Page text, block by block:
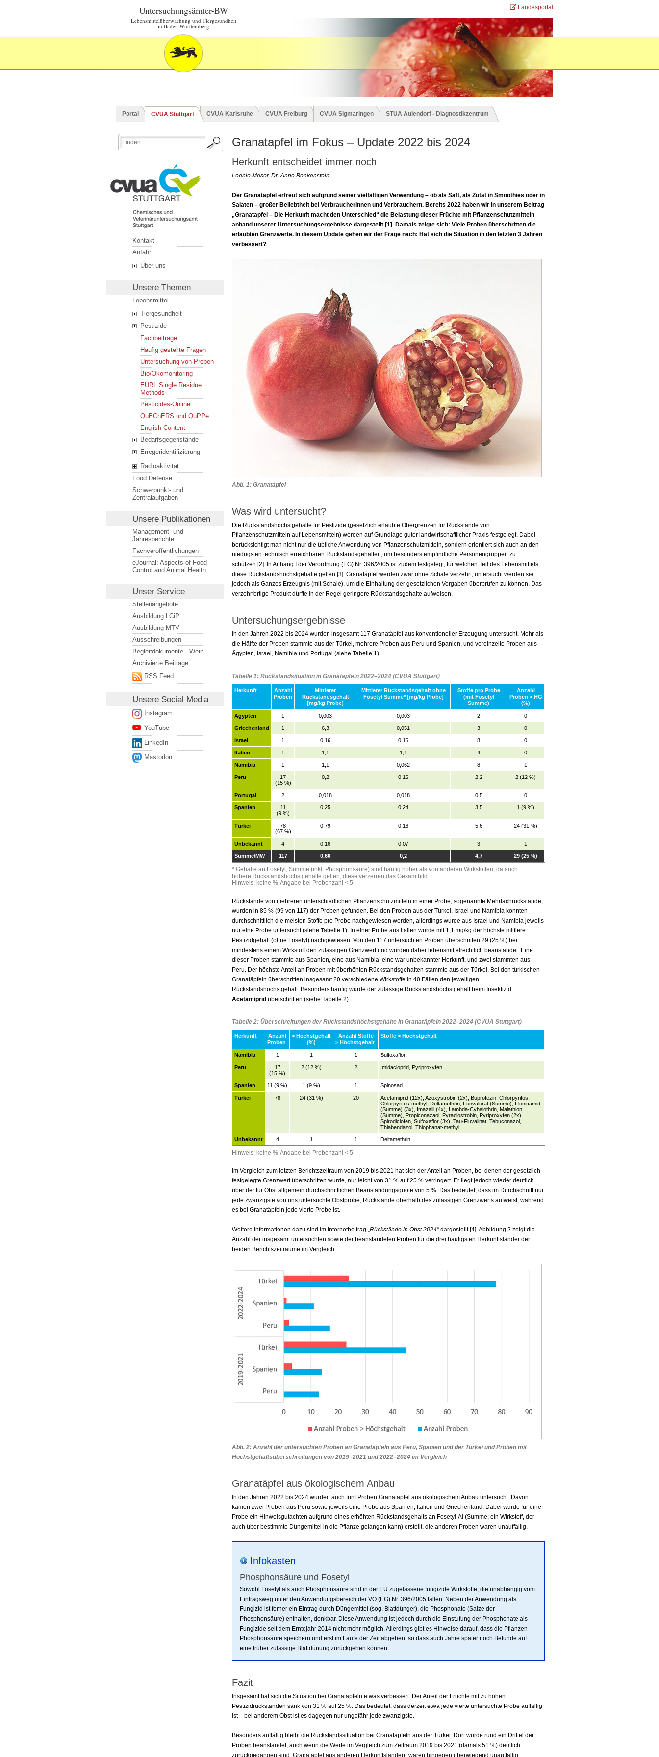
Untersuchungsämter-BW Landesportal
Lebensmittelüberwachung und Tiergesundheit
in Baden-Württemberg
Portal CVUA Stuttgart CVUA Karlsruhe CVUA Freiburg CVUA Sigmaringen STUA Aulendorf - Diagnostikzentrum
Kontakt
Anfahrt
Über uns
Unsere Themen
Lebensmittel
Tiergesundheit
Pestizide
Fachbeiträge
Häufig gestellte Fragen
Untersuchung von Proben
Bio/Ökomonitoring
EURL Single Residue
Methods
Pesticides-Online
QuEChERS und QuPPe
English Content
Bedarfsgegenstände
Erregeridentifizierung
Radioaktivität
Food Defense
Schwerpunkt- und
Zentralaufgaben
Unsere Publikationen
Management- und
Jahresberichte
Fachveröffentlichungen
eJournal: Aspects of Food
Control and Animal Health
Unser Service
Stellenangebote
Ausbildung LCiP
Ausbildung MTV
Ausschreibungen
Begleitdokumente - Wein
Archivierte Beiträge
RSS Feed
Unsere Social Media
Instagram
YouTube
LinkedIn
Mastodon
Granatapfel im Fokus – Update 2022 bis 2024
Herkunft entscheidet immer noch
Leonie Moser, Dr. Anne Benkenstein
Der Granatapfel erfreut sich aufgrund seiner vielfältigen Verwendung – ob als Saft, als Zutat in Smoothies oder in
Salaten – großer Beliebtheit bei Verbraucherinnen und Verbrauchern. Bereits 2022 haben wir in unserem Beitrag
„Granatapfel – Die Herkunft macht den Unterschied“ die Belastung dieser Früchte mit Pflanzenschutzmitteln
anhand unserer Untersuchungsergebnisse dargestellt [1]. Damals zeigte sich: Viele Proben überschritten die
erlaubten Grenzwerte. In diesem Update gehen wir der Frage nach: Hat sich die Situation in den letzten 3 Jahren
verbessert?
Abb. 1: Granatapfel
Was wird untersucht?
Die Rückstandshöchstgehalte für Pestizide (gesetzlich erlaubte Obergrenzen für Rückstände von
Pflanzenschutzmitteln auf Lebensmitteln) werden auf Grundlage guter landwirtschaftlicher Praxis festgelegt. Dabei
berücksichtigt man nicht nur die übliche Anwendung von Pflanzenschutzmitteln, sondern orientiert sich auch an den
niedrigsten technisch erreichbaren Rückstandsgehalten, um besonders empfindliche Personengruppen zu
schützen [2]. In Anhang I der Verordnung (EG) Nr. 396/2005 ist zudem festgelegt, für welchen Teil des Lebensmittels
diese Rückstandshöchstgehalte gelten [3]. Granatäpfel werden zwar ohne Schale verzehrt, untersucht werden sie
jedoch als Ganzes Erzeugnis (mit Schale), um die Einhaltung der gesetzlichen Vorgaben überprüfen zu können. Das
verzehrfertige Produkt dürfte in der Regel geringere Rückstandsgehalte aufweisen.
Untersuchungsergebnisse
In den Jahren 2022 bis 2024 wurden insgesamt 117 Granatäpfel aus konventioneller Erzeugung untersucht. Mehr als
die Hälfte der Proben stammte aus der Türkei, mehrere Proben aus Peru und Spanien, und vereinzelte Proben aus
Ägypten, Israel, Namibia und Portugal (siehe Tabelle 1).
Tabelle 1: Rückstandsituation in Granatäpfeln 2022–2024 (CVUA Stuttgart)
Herkunft
Anzahl
Proben
Mittlerer
Rückstandsgehalt
[mg/kg Probe]
Mittlerer Rückstandsgehalt ohne
Fosetyl Summe* [mg/kg Probe]
Stoffe pro Probe
(mit Fosetyl
Summe)
Anzahl
Proben > HG
(%)
Ägypten 1 0,003 0,003 2 0
Griechenland 1 6,3 0,051 3 0
Israel 1 0,16 0,16 8 0
Italien 1 1,1 1,1 4 0
Namibia 1 1,1 0,062 8 1
Peru
17
(15 %)
0,2 0,16 2,2 2 (12 %)
Portugal 2 0,018 0,018 0,5 0
Spanien
11
(9 %)
0,25 0,24 3,5 1 (9 %)
Türkei
78
(67 %)
0,79 0,16 5,6 24 (31 %)
Unbekannt 4 0,16 0,07 3 1
Summe/MW 117 0,66 0,2 4,7 29 (25 %)
* Gehalte an Fosetyl, Summe (inkl. Phosphonsäure) sind häufig höher als von anderen Wirkstoffen, da auch
höhere Rückstandshöchstgehalte gelten; diese verzerren das Gesamtbild.
Hinweis: keine %-Angabe bei Probenzahl < 5
Rückstände von mehreren unterschiedlichen Pflanzenschutzmitteln in einer Probe, sogenannte Mehrfachrückstände,
wurden in 85 % (99 von 117) der Proben gefunden. Bei den Proben aus der Türkei, Israel und Namibia konnten
durchschnittlich die meisten Stoffe pro Probe nachgewiesen werden, allerdings wurde aus Israel und Namibia jeweils
nur eine Probe untersucht (siehe Tabelle 1). In einer Probe aus Italien wurde mit 1,1 mg/kg der höchste mittlere
Pestizidgehalt (ohne Fosetyl) nachgewiesen. Von den 117 untersuchten Proben überschritten 29 (25 %) bei
mindestens einem Wirkstoff den zulässigen Grenzwert und wurden daher lebensmittelrechtlich beanstandet. Eine
dieser Proben stammte aus Spanien, eine aus Namibia, eine war unbekannter Herkunft, und zwei stammten aus
Peru. Der höchste Anteil an Proben mit überhöhten Rückstandsgehalten stammte aus der Türkei. Bei den türkischen
Granatäpfeln überschritten insgesamt 20 verschiedene Wirkstoffe in 40 Fällen den jeweiligen
Rückstandshöchstgehalt. Besonders häufig wurde der zulässige Rückstandshöchstgehalt beim Insektizid
Acetamiprid überschritten (siehe Tabelle 2).
Tabelle 2: Überschreitungen der Rückstandshöchstgehalte in Granatäpfeln 2022–2024 (CVUA Stuttgart)
Herkunft
Anzahl
Proben
> Höchstgehalt
(%)
Anzahl Stoffe
> Höchstgehalt
Stoffe > Höchstgehalt
Namibia 1 1 1 Sulfoxaflor
Peru
17
(15 %)
2 (12 %) 2 Imidacloprid, Pyriproxyfen
Spanien 11 (9 %) 1 (9 %) 1 Spinosad
Türkei 78 24 (31 %) 20
Acetamiprid (12x), Azoxystrobin (2x), Buprofezin, Chlorpyrifos,
Chlorpyrifos-methyl, Deltamethrin, Fenvalerat (Summe), Flonicamid
(Summe) (3x), Imazalil (4x), Lambda-Cyhalothrin, Malathion
(Summe), Propiconazaol, Pyraclostrobin, Pyriproxyfen (2x),
Spirodiclofen, Sulfoxaflor (3x), Tau-Fluvalinat, Tebuconazol,
Thiabendazol, Thiophanat-methyl
Unbekannt 4 1 1 Deltamethrin
Hinweis: keine %-Angabe bei Probenzahl < 5
Im Vergleich zum letzten Berichtszeitraum von 2019 bis 2021 hat sich der Anteil an Proben, bei denen der gesetzlich
festgelegte Grenzwert überschritten wurde, nur leicht von 31 % auf 25 % verringert. Er liegt jedoch wieder deutlich
über der für Obst allgemein durchschnittlichen Beanstandungsquote von 5 %. Das bedeutet, dass im Durchschnitt nur
jede zwanzigste von uns untersuchte Obstprobe, Rückstände oberhalb des zulässigen Grenzwerts aufweist, während
es bei Granatäpfeln jede vierte Probe ist.
Weitere Informationen dazu sind im Internetbeitrag „Rückstände in Obst 2024“ dargestellt [4]. Abbildung 2 zeigt die
Anzahl der insgesamt untersuchten sowie der beanstandeten Proben für die drei häufigsten Herkunftsländer der
beiden Berichtszeiträume im Vergleich.
Abb. 2: Anzahl der untersuchten Proben an Granatäpfeln aus Peru, Spanien und der Türkei und Proben mit
Höchstgehaltsüberschreitungen von 2019–2021 und 2022–2024 im Vergleich
Granatäpfel aus ökologischem Anbau
In den Jahren 2022 bis 2024 wurden auch fünf Proben Granatäpfel aus ökologischem Anbau untersucht. Davon
kamen zwei Proben aus Peru sowie jeweils eine Probe aus Spanien, Italien und Griechenland. Dabei wurde für eine
Probe ein Hinweisgutachten aufgrund eines erhöhten Rückstandsgehalts an Fosetyl-Al (Summe; ein Wirkstoff, der
auch über bestimmte Düngemittel in die Pflanze gelangen kann) erstellt, die anderen Proben waren unauffällig.
Infokasten
Phosphonsäure und Fosetyl
Sowohl Fosetyl als auch Phosphonsäure sind in der EU zugelassene fungizide Wirkstoffe, die unabhängig vom
Eintragsweg unter den Anwendungsbereich der VO (EG) Nr. 396/2005 fallen. Neben der Anwendung als
Fungizid ist ferner ein Eintrag durch Düngemittel (sog. Blattdünger), die Phosphonate (Salze der
Phosphonsäure) enthalten, denkbar. Diese Anwendung ist jedoch durch die Einstufung der Phosphonate als
Fungizide seit dem Erntejahr 2014 nicht mehr möglich. Allerdings gibt es Hinweise darauf, dass die Pflanzen
Phosphonsäure speichern und erst im Laufe der Zeit abgeben, so dass auch Jahre später noch Befunde auf
eine früher zulässige Blattdünung zurückgehen können.
Fazit
Insgesamt hat sich die Situation bei Granatäpfeln etwas verbessert: Der Anteil der Früchte mit zu hohen
Pestizidrückständen sank von 31 % auf 25 %. Das bedeutet, dass derzeit etwa jede vierte untersuchte Probe auffällig
ist – bei anderem Obst ist es dagegen nur ungefähr jede zwanzigste.
Besonders auffällig bleibt die Rückstandssituation bei Granatäpfeln aus der Türkei: Dort wurde rund ein Drittel der
Proben beanstandet, auch wenn die Werte im Vergleich zum Zeitraum 2019 bis 2021 (damals 51 %) deutlich
zurückgegangen sind. Granatäpfel aus anderen Herkunftsländern waren hingegen überwiegend unauffällig.